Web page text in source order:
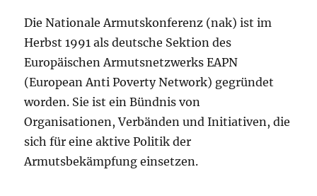
Die Nationale Armutskonferenz (nak) ist im
Herbst 1991 als deutsche Sektion des
Europäischen Armutsnetzwerks EAPN
(European Anti Poverty Network) gegründet
worden. Sie ist ein Bündnis von
Organisationen, Verbänden und Initiativen, die
sich für eine aktive Politik der
Armutsbekämpfung einsetzen.